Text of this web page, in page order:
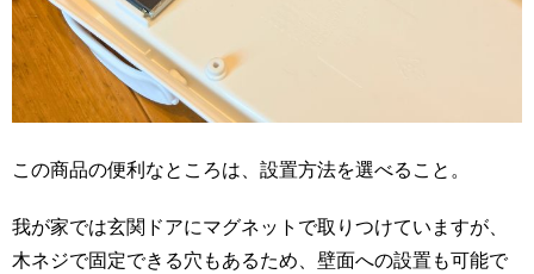
この商品の便利なところは、設置方法を選べること。
我が家では玄関ドアにマグネットで取りつけていますが、
木ネジで固定できる穴もあるため、壁面への設置も可能で